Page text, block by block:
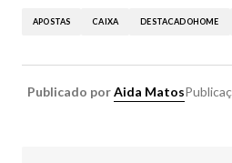
APOSTAS CAIXA DESTACADOHOME
Publicado porAida Matos